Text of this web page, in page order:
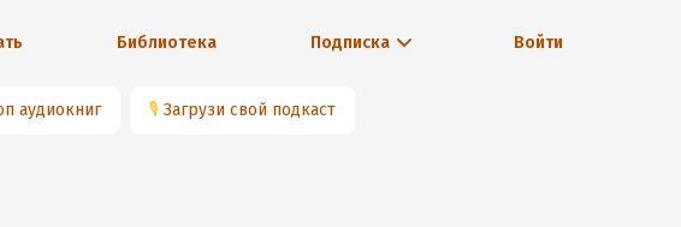
Библиотека Подписка Войти
аудиокниг 🎙 Загрузи свой подкаст